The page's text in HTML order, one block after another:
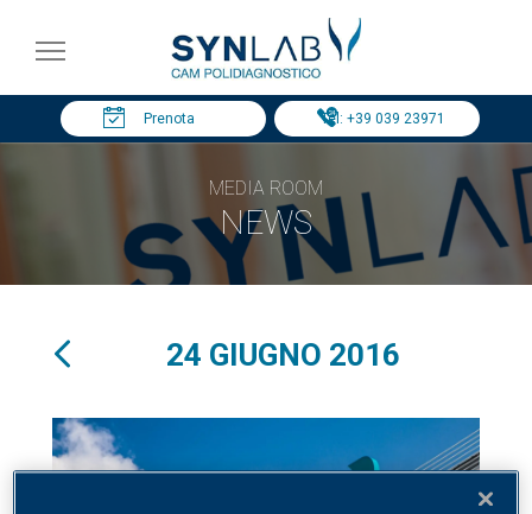
Prenota Tel: +39 039 23971
MEDIA ROOM
NEWS
24 GIUGNO 2016